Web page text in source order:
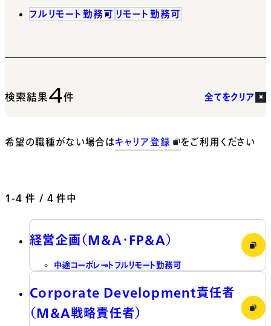
フルリモート勤務可 リモート勤務可
検索結果4件 全てをクリア
希望の職種がない場合はキャリア登録 をご利用ください
1-4 件 / 4 件中
経営企画（M&A・FP&A）
中途コーポレート フルリモート勤務可
Corporate Development責任者
（M&A戦略責任者）